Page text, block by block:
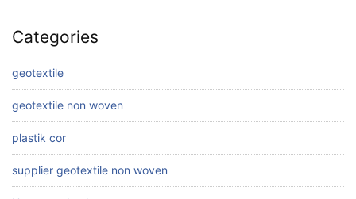
Categories
geotextile
geotextile non woven
plastik cor
supplier geotextile non woven